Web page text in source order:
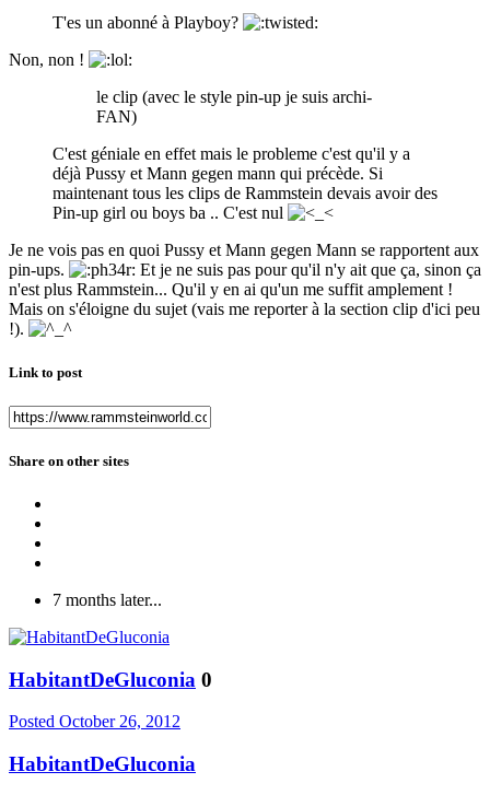
T'es un abonné à Playboy?
Non, non !
le clip (avec le style pin-up je suis archi-
FAN)
C'est géniale en effet mais le probleme c'est qu'il y a
déjà Pussy et Mann gegen mann qui précède. Si
maintenant tous les clips de Rammstein devais avoir des
Pin-up girl ou boys ba .. C'est nul
Je ne vois pas en quoi Pussy et Mann gegen Mann se rapportent aux
pin-ups.
Et je ne suis pas pour qu'il n'y ait que ça, sinon ça
n'est plus Rammstein... Qu'il y en ai qu'un me suffit amplement !
Mais on s'éloigne du sujet (vais me reporter à la section clip d'ici peu
!).
Link to post
Share on other sites
7 months later...
HabitantDeGluconia 0
Posted October 26, 2012
HabitantDeGluconia